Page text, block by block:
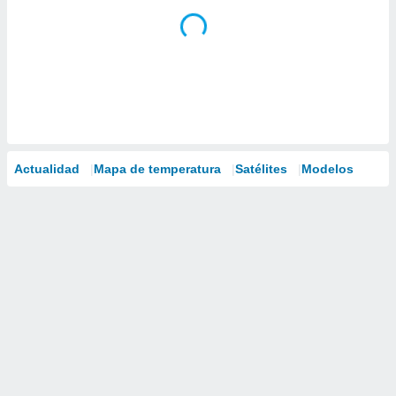
Actualidad Mapa de temperatura Satélites Modelos